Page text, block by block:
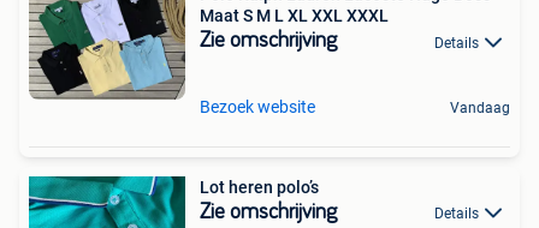
Maat S M L XL XXL XXXL
Zie omschrijving Details
Bezoek website Vandaag
Lot heren polo’s
Zie omschrijving Details